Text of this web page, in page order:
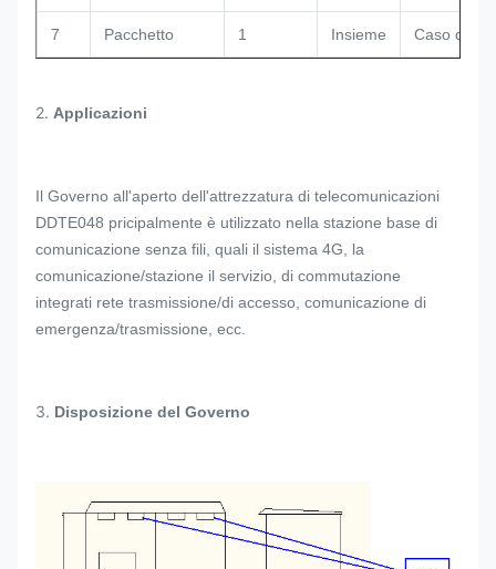
7 Pacchetto 1 Insieme Caso di
2. Applicazioni
Il Governo all'aperto dell'attrezzatura di telecomunicazioni
DDTE048 pricipalmente è utilizzato nella stazione base di
comunicazione senza fili, quali il sistema 4G, la
comunicazione/stazione il servizio, di commutazione
integrati rete trasmissione/di accesso, comunicazione di
emergenza/trasmissione, ecc.
3. Disposizione del Governo